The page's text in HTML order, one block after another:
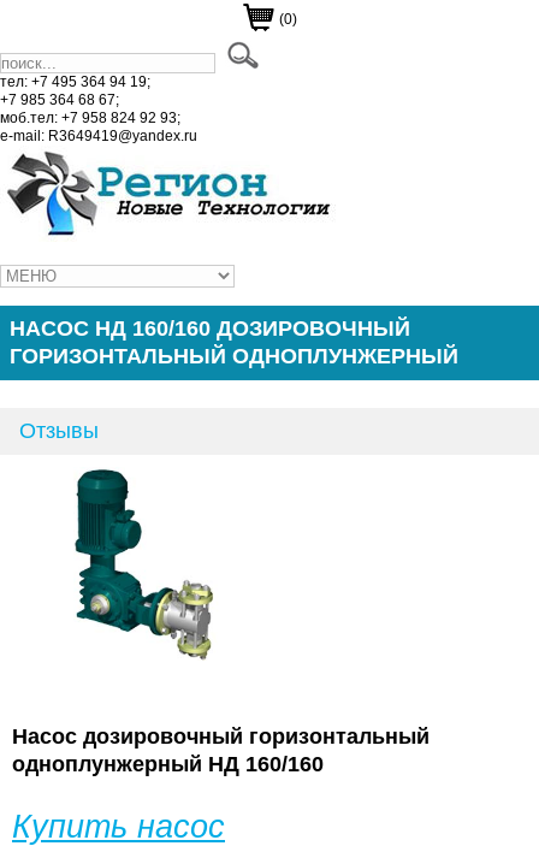
(0)
тел: +7 495 364 94 19;
+7 985 364 68 67;
моб.тел: +7 958 824 92 93;
e-mail: R3649419@yandex.ru
НАСОС НД 160/160 ДОЗИРОВОЧНЫЙ
ГОРИЗОНТАЛЬНЫЙ ОДНОПЛУНЖЕРНЫЙ
Отзывы
Насос дозировочный горизонтальный
одноплунжерный НД 160/160
Купить насос